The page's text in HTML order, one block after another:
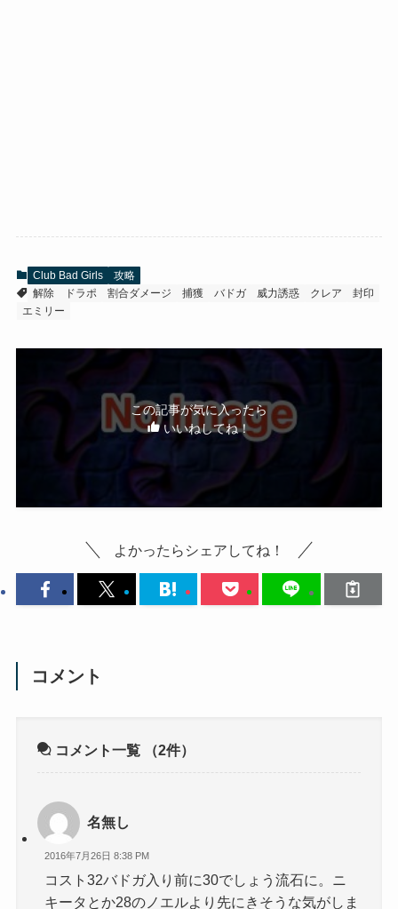
Club Bad Girls
攻略
解除
ドラポ 割合ダメージ 捕獲 バドガ 威力誘惑 クレア
封印
エミリー
この記事が気に入ったら
いいねしてね！
よかったらシェアしてね！
コメント
コメント一覧 （2件）
名無し
2016年7月26日 8:38 PM
コスト32バドガ入り前に30でしょう流石に。ニ
キータとか28のノエルより先にきそうな気がしま